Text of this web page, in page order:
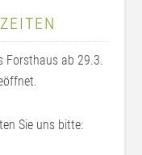
Forsthaus ab 29.3.
Sie uns bitte: